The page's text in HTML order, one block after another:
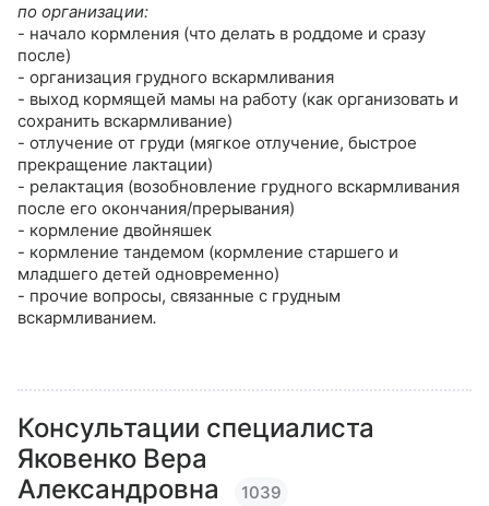
по организации:
- начало кормления (что делать в роддоме и сразу
после)
- организация грудного вскармливания
- выход кормящей мамы на работу (как организовать и
сохранить вскармливание)
- отлучение от груди (мягкое отлучение, быстрое
прекращение лактации)
- релактация (возобновление грудного вскармливания
после его окончания/прерывания)
- кормление двойняшек
- кормление тандемом (кормление старшего и
младшего детей одновременно)
- прочие вопросы, связанные с грудным
вскармливанием.
Консультации специалиста
Яковенко Вера
Александровна
1039